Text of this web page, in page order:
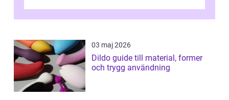
03 maj 2026
Dildo guide till material, former
och trygg användning